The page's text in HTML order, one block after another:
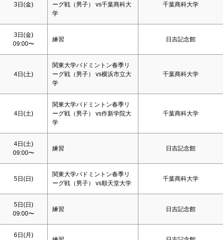
3日(金)
ーグ戦（男子） vs千葉商科大
学
千葉商科大学
3日(金)
09:00〜
練習 日吉記念館
4日(土)
関東大学バドミントン春季リ
ーグ戦（男子） vs横浜市立大
学
千葉商科大学
4日(土)
関東大学バドミントン春季リ
ーグ戦（男子） vs作新学院大
学
千葉商科大学
4日(土)
09:00〜
練習 日吉記念館
5日(日)
関東大学バドミントン春季リ
ーグ戦（男子） vs順天堂大学
千葉商科大学
5日(日)
09:00〜
練習 日吉記念館
6日(月)